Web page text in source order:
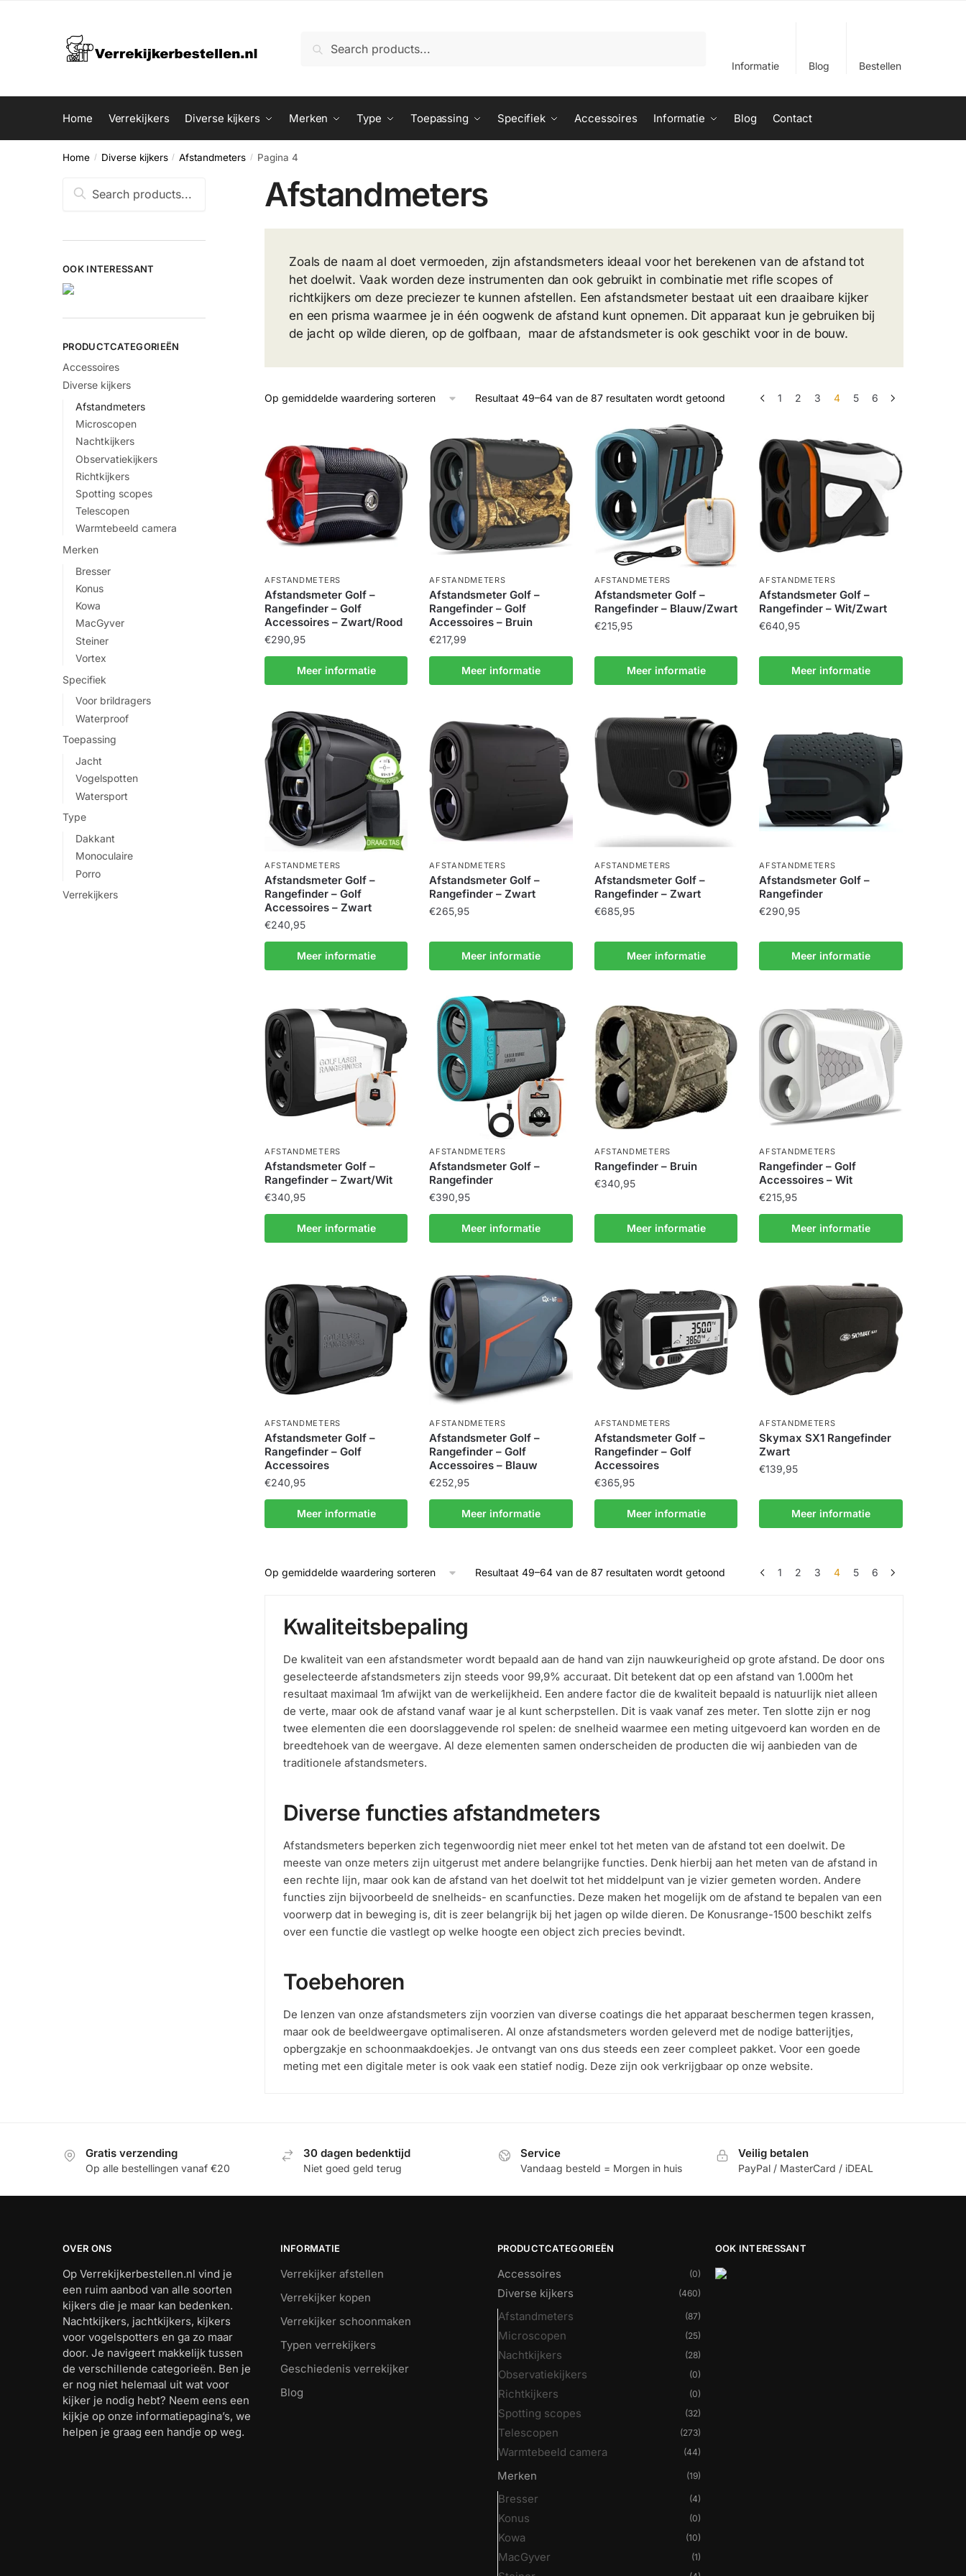
naar:
Informatie Blog Bestellen
Home Verrekijkers Diverse kijkers Merken Type Toepassing Specifiek Accessoires Informatie Blog Contact
Home / Diverse kijkers / Afstandmeters / Pagina 4
Afstandmeters
Zoals de naam al doet vermoeden, zijn afstandsmeters ideaal voor het berekenen van de afstand tot
het doelwit. Vaak worden deze instrumenten dan ook gebruikt in combinatie met rifle scopes of
richtkijkers om deze preciezer te kunnen afstellen. Een afstandsmeter bestaat uit een draaibare kijker
en een prisma waarmee je in één oogwenk de afstand kunt opnemen. Dit apparaat kun je gebruiken bij
de jacht op wilde dieren, op de golfbaan, maar de afstandsmeter is ook geschikt voor in de bouw.
Resultaat 49–64 van de 87 resultaten wordt getoondGesorteerd
waardering
1 2 3 4 5 6
AFSTANDMETERS
Afstandsmeter Golf –
Rangefinder – Golf
Accessoires – Zwart/Rood
€290,95
Meer informatie
AFSTANDMETERS
Afstandsmeter Golf –
Rangefinder – Golf
Accessoires – Bruin
€217,99
Meer informatie
AFSTANDMETERS
Afstandsmeter Golf –
Rangefinder – Blauw/Zwart
€215,95
Meer informatie
AFSTANDMETERS
Afstandsmeter Golf –
Rangefinder – Wit/Zwart
€640,95
Meer informatie
AFSTANDMETERS
Afstandsmeter Golf –
Rangefinder – Golf
Accessoires – Zwart
€240,95
Meer informatie
AFSTANDMETERS
Afstandsmeter Golf –
Rangefinder – Zwart
€265,95
Meer informatie
AFSTANDMETERS
Afstandsmeter Golf –
Rangefinder – Zwart
€685,95
Meer informatie
AFSTANDMETERS
Afstandsmeter Golf –
Rangefinder
€290,95
Meer informatie
AFSTANDMETERS
Afstandsmeter Golf –
Rangefinder – Zwart/Wit
€340,95
Meer informatie
AFSTANDMETERS
Afstandsmeter Golf –
Rangefinder
€390,95
Meer informatie
AFSTANDMETERS
Rangefinder – Bruin
€340,95
Meer informatie
AFSTANDMETERS
Rangefinder – Golf
Accessoires – Wit
€215,95
Meer informatie
AFSTANDMETERS
Afstandsmeter Golf –
Rangefinder – Golf
Accessoires
€240,95
Meer informatie
AFSTANDMETERS
Afstandsmeter Golf –
Rangefinder – Golf
Accessoires – Blauw
€252,95
Meer informatie
AFSTANDMETERS
Afstandsmeter Golf –
Rangefinder – Golf
Accessoires
€365,95
Meer informatie
AFSTANDMETERS
Skymax SX1 Rangefinder
Zwart
€139,95
Meer informatie
Resultaat 49–64 van de 87 resultaten wordt getoondGesorteerd 1 2 3 4 5 6
Kwaliteitsbepaling
De kwaliteit van een afstandsmeter wordt bepaald aan de hand van zijn nauwkeurigheid op grote afstand. De door ons
geselecteerde afstandsmeters zijn steeds voor 99,9% accuraat. Dit betekent dat op een afstand van 1.000m het
resultaat maximaal 1m afwijkt van de werkelijkheid. Een andere factor die de kwaliteit bepaald is natuurlijk niet alleen
de verte, maar ook de afstand vanaf waar je al kunt scherpstellen. Dit is vaak vanaf zes meter. Ten slotte zijn er nog
twee elementen die een doorslaggevende rol spelen: de snelheid waarmee een meting uitgevoerd kan worden en de
breedtehoek van de weergave. Al deze elementen samen onderscheiden de producten die wij aanbieden van de
traditionele afstandsmeters.
Diverse functies afstandmeters
Afstandsmeters beperken zich tegenwoordig niet meer enkel tot het meten van de afstand tot een doelwit. De
meeste van onze meters zijn uitgerust met andere belangrijke functies. Denk hierbij aan het meten van de afstand in
een rechte lijn, maar ook kan de afstand van het doelwit tot het middelpunt van je vizier gemeten worden. Andere
functies zijn bijvoorbeeld de snelheids- en scanfuncties. Deze maken het mogelijk om de afstand te bepalen van een
voorwerp dat in beweging is, dit is zeer belangrijk bij het jagen op wilde dieren. De Konusrange-1500 beschikt zelfs
over een functie die vastlegt op welke hoogte een object zich precies bevindt.
Toebehoren
De lenzen van onze afstandsmeters zijn voorzien van diverse coatings die het apparaat beschermen tegen krassen,
maar ook de beeldweergave optimaliseren. Al onze afstandsmeters worden geleverd met de nodige batterijtjes,
opbergzakje en schoonmaakdoekjes. Je ontvangt van ons dus steeds een zeer compleet pakket. Voor een goede
meting met een digitale meter is ook vaak een statief nodig. Deze zijn ook verkrijgbaar op onze website.
Zoeken
naar:
OOK INTERESSANT
PRODUCTCATEGORIEËN
Accessoires
Diverse kijkers
Afstandmeters
Microscopen
Nachtkijkers
Observatiekijkers
Richtkijkers
Spotting scopes
Telescopen
Warmtebeeld camera
Merken
Bresser
Konus
Kowa
MacGyver
Steiner
Vortex
Specifiek
Voor brildragers
Waterproof
Toepassing
Jacht
Vogelspotten
Watersport
Type
Dakkant
Monoculaire
Porro
Verrekijkers
Gratis verzending
Op alle bestellingen vanaf €20
30 dagen bedenktijd
Niet goed geld terug
Service
Vandaag besteld = Morgen in huis
Veilig betalen
PayPal / MasterCard / iDEAL
OVER ONS
Op Verrekijkerbestellen.nl vind je
een ruim aanbod van alle soorten
kijkers die je maar kan bedenken.
Nachtkijkers, jachtkijkers, kijkers
voor vogelspotters en ga zo maar
door. Je navigeert makkelijk tussen
de verschillende categorieën. Ben je
er nog niet helemaal uit wat voor
kijker je nodig hebt? Neem eens een
kijkje op onze informatiepagina’s, we
helpen je graag een handje op weg.
INFORMATIE
Verrekijker afstellen
Verrekijker kopen
Verrekijker schoonmaken
Typen verrekijkers
Geschiedenis verrekijker
Blog
PRODUCTCATEGORIEËN
Accessoires (0)
Diverse kijkers (460)
Afstandmeters (87)
Microscopen (25)
Nachtkijkers (28)
Observatiekijkers (0)
Richtkijkers (0)
Spotting scopes (32)
Telescopen (273)
Warmtebeeld camera (44)
Merken (19)
Bresser (4)
Konus (0)
Kowa (10)
MacGyver (1)
OOK INTERESSANT